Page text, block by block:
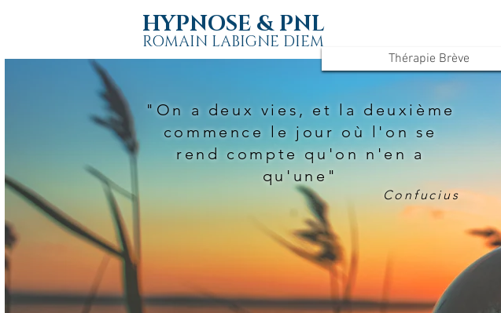
HYPNOSE & PNL
ROMAIN LABIGNE DIEM
Thérapie Brève
"On a deux vies, et la deuxième
commence le jour où l'on se
rend compte qu'on n'en a
qu'une"
Confucius